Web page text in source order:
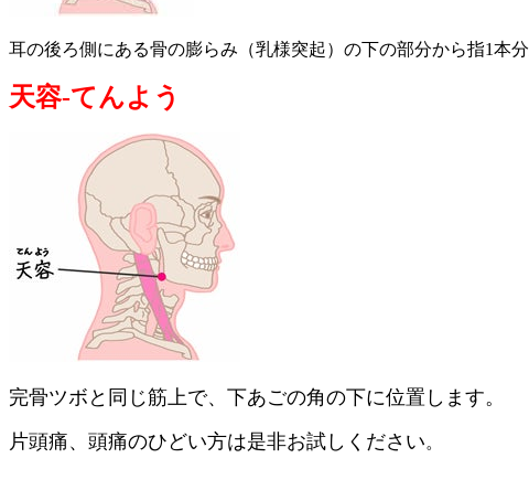
耳の後ろ側にある骨の膨らみ（乳様突起）の下の部分から指1本
天容-てんよう
完骨ツボと同じ筋上で、下あごの角の下に位置します。
片頭痛、頭痛のひどい方は是非お試しください。